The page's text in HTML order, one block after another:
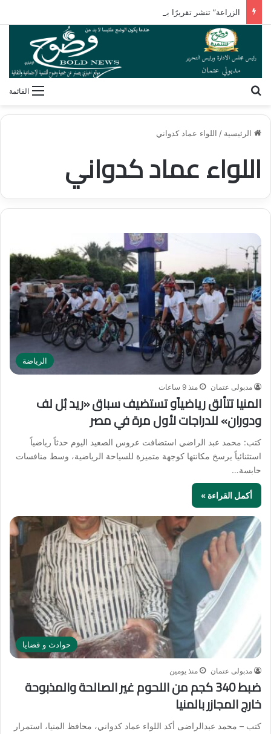
القائمة
الرئيسية / اللواء عماد كدواني
اللواء عماد كدواني
الرياضة
مدبولى عتمان منذ 9 ساعات
المنيا تتألق رياضياًو تستضيف سباق «ريد بُل لف
ودوران» للدراجات لأول مرة في مصر
كتب: محمد عبد الراضي استضافت عروس الصعيد اليوم حدثاً رياضياً
استثنائياً يرسخ مكانتها كوجهة متميزة للسياحة الرياضية، وسط منافسات
حابسة…
أكمل القراءة »
حوادث و قضايا
مدبولى عتمان منذ يومين
ضبط 340 كجم من اللحوم غير الصالحة والمذبوحة
خارج المجازر بالمنيا
كتب – محمد عبدالراضى أكد اللواء عماد كدواني، محافظ المنيا، استمرار